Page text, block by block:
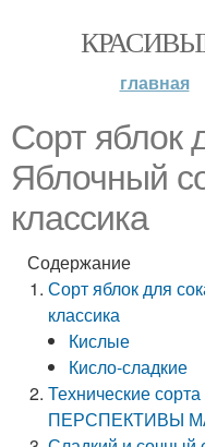
главная
Сорт яблок
Яблочный
классика
Содержание
Сорт яблок для
классика
Кислые
Кисло-сладкие
Технические
ПЕРСПЕКТИВЫ